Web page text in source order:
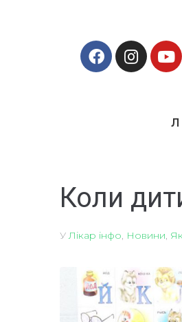
Коли
УЛікар інфо, Новини,